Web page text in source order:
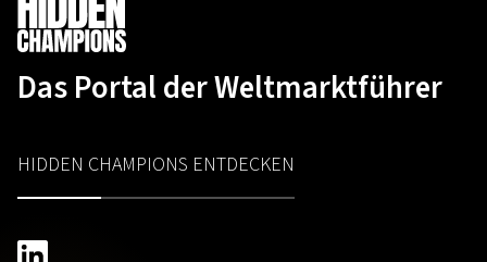
Das Portal der Weltmarktführer
HIDDEN CHAMPIONS ENTDECKEN